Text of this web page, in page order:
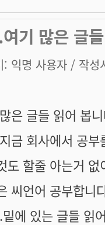
기 많은 글
: 익명 사용자 / 작성
은 글들 읽어 봅
금 회사에서 공
도 할줄 아는거
씨언어 공부합니
에 있는 글들 읽